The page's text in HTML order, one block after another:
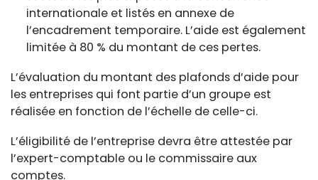
internationale et listés en annexe de
l’encadrement temporaire. L’aide est également
limitée à 80 % du montant de ces pertes.
L’évaluation du montant des plafonds d’aide pour
les entreprises qui font partie d’un groupe est
réalisée en fonction de l’échelle de celle-ci.
L’éligibilité de l’entreprise devra être attestée par
l’expert-comptable ou le commissaire aux
comptes.